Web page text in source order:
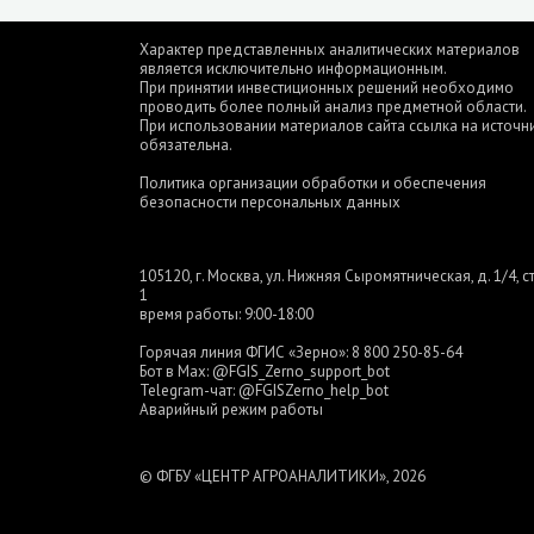
Характер представленных аналитических материалов
является исключительно информационным.
При принятии инвестиционных решений необходимо
проводить более полный анализ предметной области.
При использовании материалов сайта ссылка на
обязательна.
Политика организации обработки и обеспечения
безопасности персональных данных
105120, г. Москва, ул. Нижняя Сыромятническая, д. 1/4,
1
время работы: 9:00-18:00
Горячая линия ФГИС «Зерно»: 8 800 250-85-64
Бот в Max: @FGIS_Zerno_support_bot
Telegram-чат: @FGISZerno_help_bot
Аварийный режим работы
© ФГБУ «ЦЕНТР АГРОАНАЛИТИКИ», 2026